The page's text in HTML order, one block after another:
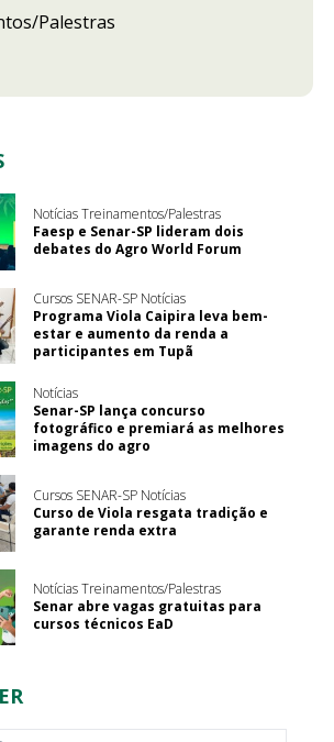
Palestras
Notícias Treinamentos/Palestras
Faesp e Senar-SP lideram dois
debates do Agro World Forum
Cursos SENAR-SP Notícias
Programa Viola Caipira leva bem-
estar e aumento da renda a
participantes em Tupã
Notícias
Senar-SP lança concurso
fotográfico e premiará as melhores
imagens do agro
Cursos SENAR-SP Notícias
Curso de Viola resgata tradição e
garante renda extra
Notícias Treinamentos/Palestras
Senar abre vagas gratuitas para
cursos técnicos EaD